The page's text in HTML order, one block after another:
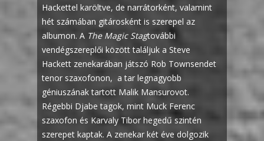
Hackettel karöltve, de narrátorként, valamint
hét számában gitárosként is szerepel az
albumon. A The Magic Stagtovábbi
vendégszereplői között találjuk a Steve
Hackett zenekarában játszó Rob Townsendet
tenor szaxofonon, a tar legnagyobb
géniuszának tartott Malik Mansurovot.
Régebbi Djabe tagok, mint Muck Ferenc
szaxofon és Karvaly Tibor hegedű szintén
szerepet kaptak. A zenekar két éve dolgozik